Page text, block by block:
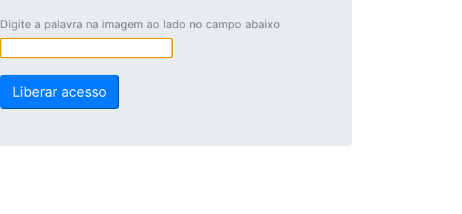
Digite a palavra na imagem ao lado no campo abaixo